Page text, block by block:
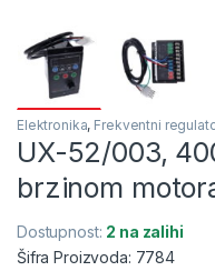
Elektronika, Frekventni
UX-52/003,
brzinom
Dostupnost: 2 na zalihi
Šifra Proizvoda: 7784